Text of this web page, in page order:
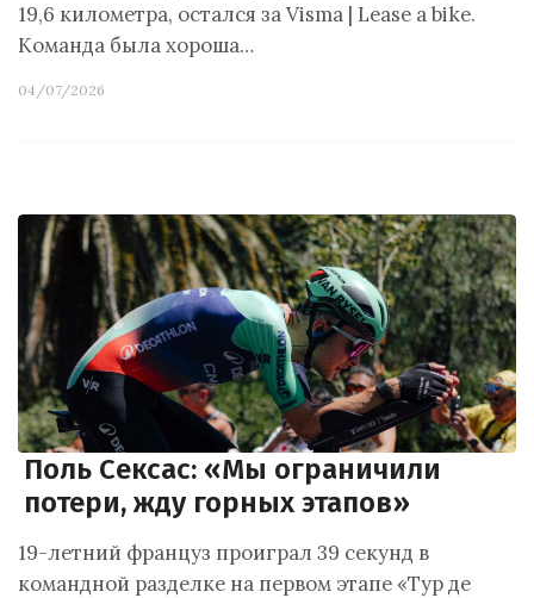
19,6 километра, остался за Visma | Lease a bike.
Команда была хороша…
04/07/2026
Поль Сексас: «Мы ограничили
потери, жду горных этапов»
19-летний француз проиграл 39 секунд в
командной разделке на первом этапе «Тур де